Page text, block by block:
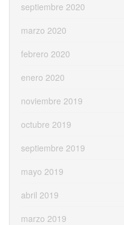
septiembre 2020
marzo 2020
febrero 2020
enero 2020
noviembre 2019
octubre 2019
septiembre 2019
mayo 2019
abril 2019
marzo 2019